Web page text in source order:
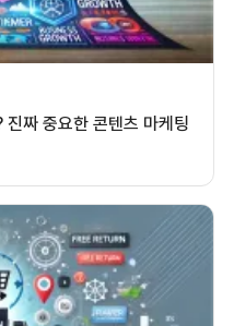
짜 중요한 콘텐츠 마케팅